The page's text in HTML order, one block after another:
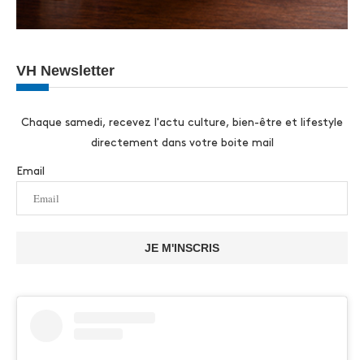
VH Newsletter
Chaque samedi, recevez l'actu culture, bien-être et lifestyle
directement dans votre boite mail
Email
JE M'INSCRIS